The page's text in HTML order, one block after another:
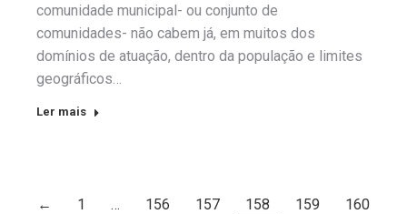
comunidade municipal- ou conjunto de
comunidades- não cabem já, em muitos dos
domínios de atuação, dentro da população e limites
geográficos…
Ler mais
← 1 … 156 157 158 159
160